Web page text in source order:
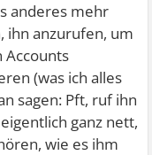
anderes mehr
ihn anzurufen, um
Accounts
(was ich alles
sagen: Pft, ruf ihn
ganz nett,
wie es ihm